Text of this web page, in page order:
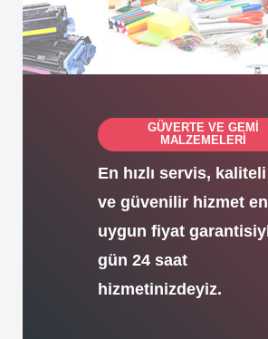
GÜVERTE VE GEMİ
MALZEMELERİ
En hızlı servis,
ve güvenilir hizmet en
uygun fiyat
gün 24 saat
hizmetinizdeyiz.